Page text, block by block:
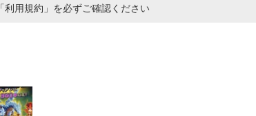
「利用規約」 を必ずご確認ください